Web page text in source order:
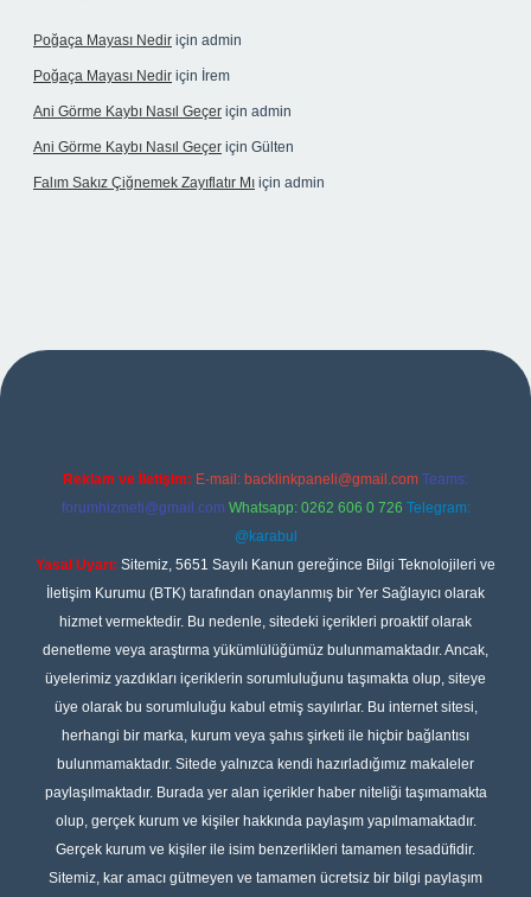
Poğaça Mayası Nedir için admin
Poğaça Mayası Nedir için İrem
Ani Görme Kaybı Nasıl Geçer için admin
Ani Görme Kaybı Nasıl Geçer için Gülten
Falım Sakız Çiğnemek Zayıflatır Mı için admin
Reklam ve İletişim: E-mail: backlinkpaneli@gmail.com Teams:
forumhizmeti@gmail.com Whatsapp: 0262 606 0 726 Telegram:
@karabul
Yasal Uyarı: Sitemiz, 5651 Sayılı Kanun gereğince Bilgi Teknolojileri ve
İletişim Kurumu (BTK) tarafından onaylanmış bir Yer Sağlayıcı olarak
hizmet vermektedir. Bu nedenle, sitedeki içerikleri proaktif olarak
denetleme veya araştırma yükümlülüğümüz bulunmamaktadır. Ancak,
üyelerimiz yazdıkları içeriklerin sorumluluğunu taşımakta olup, siteye
üye olarak bu sorumluluğu kabul etmiş sayılırlar. Bu internet sitesi,
herhangi bir marka, kurum veya şahıs şirketi ile hiçbir bağlantısı
bulunmamaktadır. Sitede yalnızca kendi hazırladığımız makaleler
paylaşılmaktadır. Burada yer alan içerikler haber niteliği taşımamakta
olup, gerçek kurum ve kişiler hakkında paylaşım yapılmamaktadır.
Gerçek kurum ve kişiler ile isim benzerlikleri tamamen tesadüfidir.
Sitemiz, kar amacı gütmeyen ve tamamen ücretsiz bir bilgi paylaşım